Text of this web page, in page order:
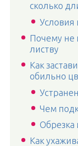
сколько
Условия
Почему не
листву
Как
обильно
Чем
Обрезка
Как